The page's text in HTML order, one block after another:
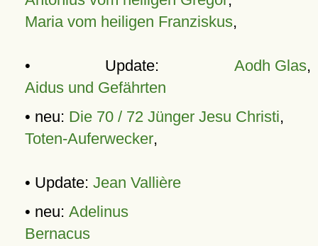
Maria vom heiligen Franziskus,
• Update: Aodh Glas,
Aidus und Gefährten
• neu: Die 70 / 72 Jünger Jesu Christi,
Toten-Auferwecker,
• Update: Jean Vallière
• neu: Adelinus
Bernacus